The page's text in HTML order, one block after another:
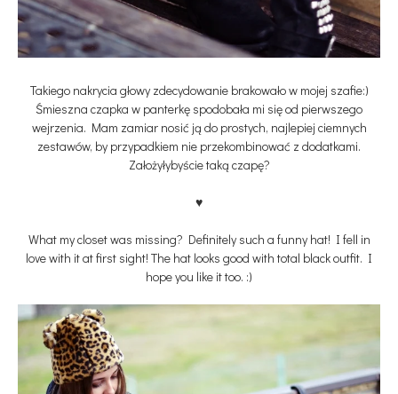
Takiego nakrycia głowy zdecydowanie brakowało w mojej szafie:)
Śmieszna czapka w panterkę spodobała mi się od pierwszego
wejrzenia. Mam zamiar nosić ją do prostych, najlepiej ciemnych
zestawów, by przypadkiem nie przekombinować z dodatkami.
Założyłybyście taką czapę?
♥
What my closet was missing? Definitely such a funny hat! I fell in
love with it at first sight! The hat looks good with total black outfit. I
hope you like it too. :)